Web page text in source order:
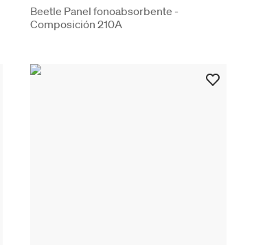
Beetle Panel fonoabsorbente -
Composición 210A